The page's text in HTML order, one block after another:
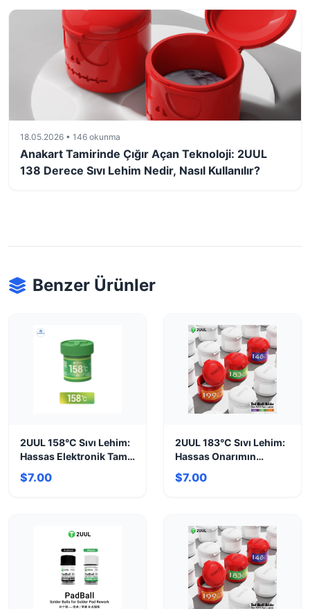
18.05.2026 • 146 okunma
Anakart Tamirinde Çığır Açan Teknoloji: 2UUL
138 Derece Sıvı Lehim Nedir, Nasıl Kullanılır?
Benzer Ürünler
2UUL 158°C Sıvı Lehim:
Hassas Elektronik Tamir
Çözümü
$7.00
2UUL 183°C Sıvı Lehim:
Hassas Onarımın
Anahtarı
$7.00